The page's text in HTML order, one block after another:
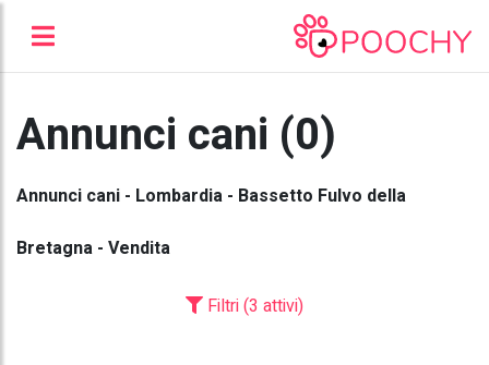
Annunci cani (0)
Annunci cani - Lombardia - Bassetto Fulvo della
Bretagna - Vendita
Filtri (3 attivi)